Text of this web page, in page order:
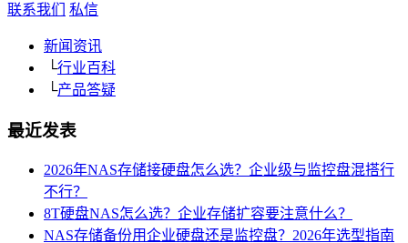
联系我们 私信
新闻资讯
└行业百科
└产品答疑
最近发表
2026年NAS存储接硬盘怎么选？企业级与监控盘混搭行
不行？
8T硬盘NAS怎么选？企业存储扩容要注意什么？
NAS存储备份用企业硬盘还是监控盘？2026年选型指南